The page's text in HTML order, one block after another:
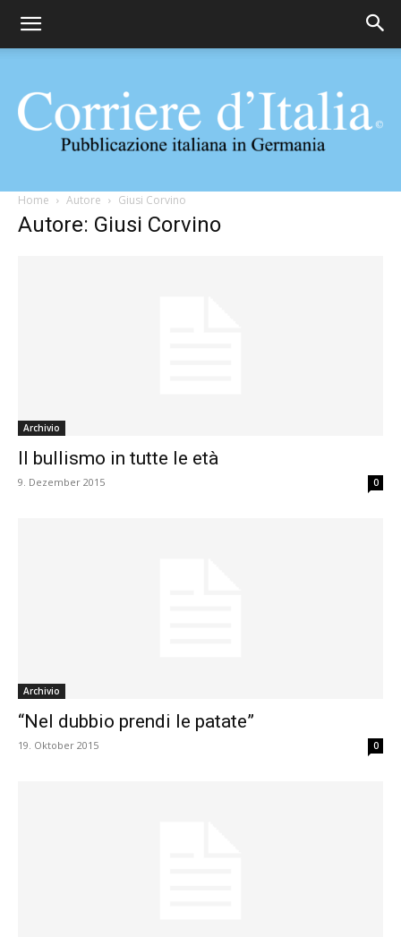
Corriere
Home Autore Giusi Corvino
Autore: Giusi Corvino
Archivio
Il bullismo in tutte le età
9. Dezember 2015 0
Archivio
“Nel dubbio prendi le patate”
19. Oktober 2015 0